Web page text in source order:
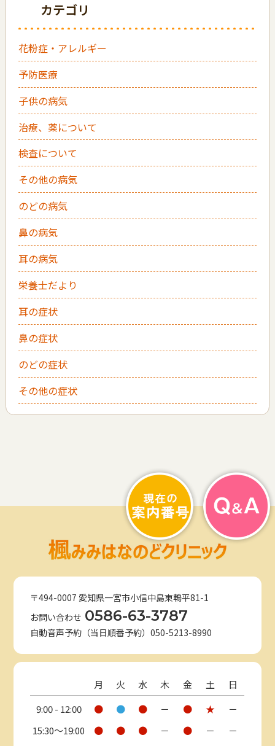
カテゴリ
花粉症・アレルギー
予防医療
子供の病気
治療、薬について
検査について
その他の病気
のどの病気
鼻の病気
耳の病気
栄養士だより
耳の症状
鼻の症状
のどの症状
その他の症状
〒494-0007 愛知県一宮市小信中島東鵯平81-1
お問い合わせ 0586-63-3787
自動音声予約（当日順番予約）050-5213-8990
月 火 水 木 金 土
日
9:00 - 12:00
● ● ● － ● ★
－
15:30〜19:00
● ● ● － ● － －